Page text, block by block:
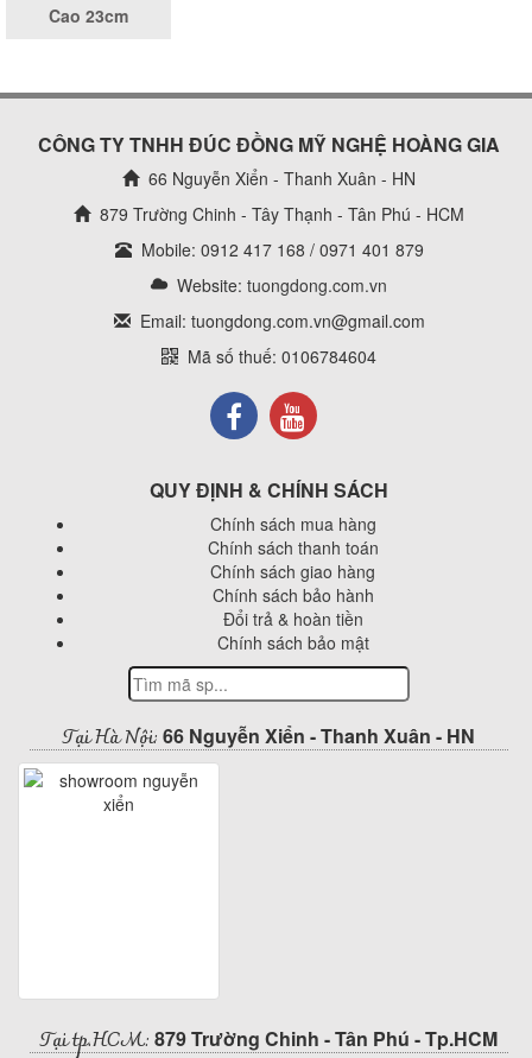
Cao 23cm
CÔNG TY TNHH ĐÚC ĐỒNG MỸ NGHỆ HOÀNG GIA
66 Nguyễn Xiển - Thanh Xuân - HN
879 Trường Chinh - Tây Thạnh - Tân Phú - HCM
Mobile: 0912 417 168 / 0971 401 879
Website: tuongdong.com.vn
Email: tuongdong.com.vn@gmail.com
Mã số thuế: 0106784604
QUY ĐỊNH & CHÍNH SÁCH
Chính sách mua hàng
Chính sách thanh toán
Chính sách giao hàng
Chính sách bảo hành
Đổi trả & hoàn tiền
Chính sách bảo mật
Tại Hà Nội: 66 Nguyễn Xiển - Thanh Xuân - HN
Tại tp.HCM: 879 Trường Chinh - Tân Phú - Tp.HCM